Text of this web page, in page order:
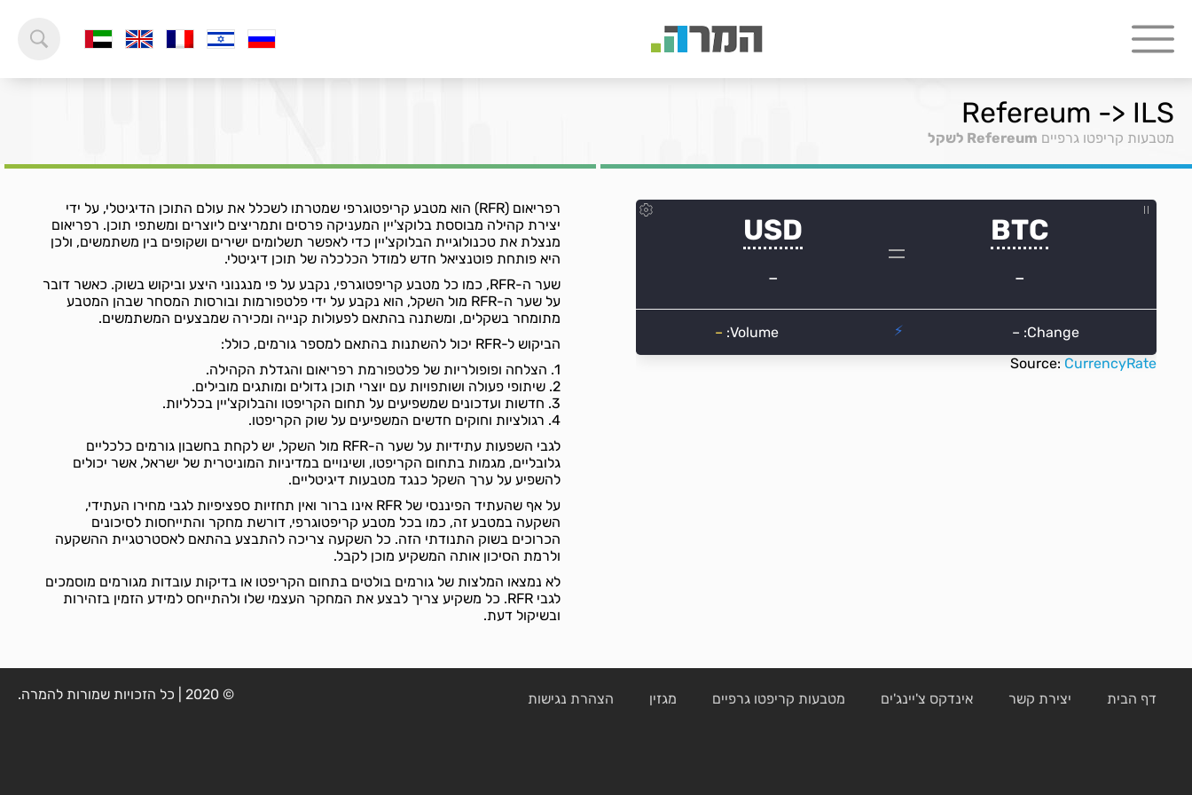
Refereum -> ILS
מטבעות קריפטו גרפיים Refereum לשקל
Source: CurrencyRate
רפריאום (RFR) הוא מטבע קריפטוגרפי שמטרתו לשכלל את עולם התוכן הדיגיטלי, על ידי
יצירת קהילה מבוססת בלוקצ'יין המעניקה פרסים ותמריצים ליוצרים ומשתפי תוכן. רפריאום
מנצלת את טכנולוגיית הבלוקצ'יין כדי לאפשר תשלומים ישירים ושקופים בין משתמשים, ולכן
היא פותחת פוטנציאל חדש למודל הכלכלה של תוכן דיגיטלי.
שער ה-RFR, כמו כל מטבע קריפטוגרפי, נקבע על פי מנגנוני היצע וביקוש בשוק. כאשר דובר
על שער ה-RFR מול השקל, הוא נקבע על ידי פלטפורמות ובורסות המסחר שבהן המטבע
מתומחר בשקלים, ומשתנה בהתאם לפעולות קנייה ומכירה שמבצעים המשתמשים.
הביקוש ל-RFR יכול להשתנות בהתאם למספר גורמים, כולל:
1. הצלחה ופופולריות של פלטפורמת רפריאום והגדלת הקהילה.
2. שיתופי פעולה ושותפויות עם יוצרי תוכן גדולים ומותגים מובילים.
3. חדשות ועדכונים שמשפיעים על תחום הקריפטו והבלוקצ'יין בכלליות.
4. רגולציות וחוקים חדשים המשפיעים על שוק הקריפטו.
לגבי השפעות עתידיות על שער ה-RFR מול השקל, יש לקחת בחשבון גורמים כלכליים
גלובליים, מגמות בתחום הקריפטו, ושינויים במדיניות המוניטרית של ישראל, אשר יכולים
להשפיע על ערך השקל כנגד מטבעות דיגיטליים.
על אף שהעתיד הפיננסי של RFR אינו ברור ואין תחזיות ספציפיות לגבי מחירו העתידי,
השקעה במטבע זה, כמו בכל מטבע קריפטוגרפי, דורשת מחקר והתייחסות לסיכונים
הכרוכים בשוק התנודתי הזה. כל השקעה צריכה להתבצע בהתאם לאסטרטגיית ההשקעה
ולרמת הסיכון אותה המשקיע מוכן לקבל.
לא נמצאו המלצות של גורמים בולטים בתחום הקריפטו או בדיקות עובדות מגורמים מוסמכים
לגבי RFR. כל משקיע צריך לבצע את המחקר העצמי שלו ולהתייחס למידע הזמין בזהירות
ובשיקול דעת.
דף הבית יצירת קשר אינדקס צ'יינג'ים מטבעות קריפטו גרפיים מגזין הצהרת נגישות © 2020 | כל הזכויות שמורות להמרה.